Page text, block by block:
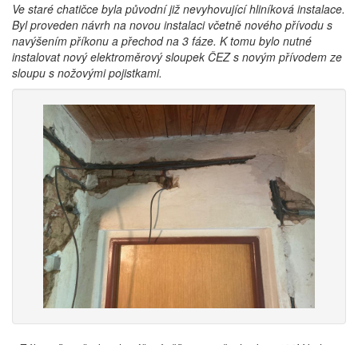
Ve staré chatičce byla původní již nevyhovující hliníková instalace.
Byl proveden návrh na novou instalaci včetně nového přívodu s
navýšením příkonu a přechod na 3 fáze. K tomu bylo nutné
instalovat nový elektroměrový sloupek ČEZ s novým přívodem ze
sloupu s nožovými pojistkami.